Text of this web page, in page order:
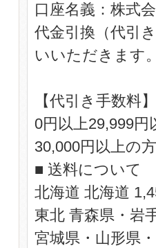
口座名義：株式
代金引換（代引
いいただきます
【代引き手数料】
0円以上29,999円
30,000円以上の
■ 送料について
北海道 北海道
東北 青森県・岩
宮城県・山形県